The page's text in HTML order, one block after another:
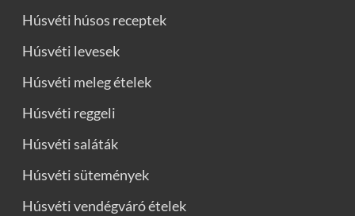
Húsvéti húsos receptek
Húsvéti levesek
Húsvéti meleg ételek
Húsvéti reggeli
Húsvéti saláták
Húsvéti sütemények
Húsvéti vendégváró ételek